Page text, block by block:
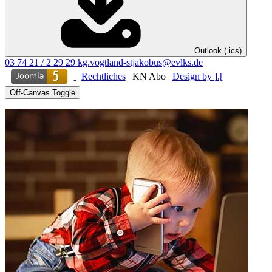
Outlook (.ics)
03 74 21 / 2 29 29 kg.vogtland-stjakobus@evlks.de
Rechtliches| KN Abo| Design by ].[
Off-Canvas Toggle